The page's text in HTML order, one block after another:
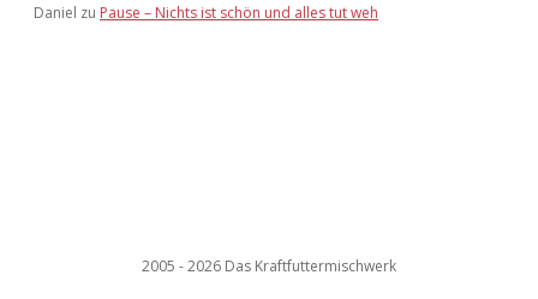
Daniel zu Pause – Nichts ist schön und alles tut weh
2005 - 2026 Das Kraftfuttermischwerk